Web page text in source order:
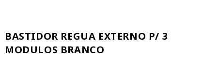
BASTIDOR REGUA EXTERNO P/ 3
MODULOS BRANCO